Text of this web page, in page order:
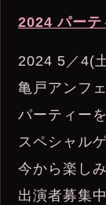
2024 パーテ
2024 5／4(
亀戸アンフ
パーティー
スペシャル
今から楽しみ
出演者募集中